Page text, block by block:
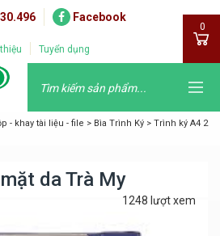
Facebook
Tuyển dụng
0
- khay tài liệu - file > Bìa Trình Ký > Trình ký A4 2
da Trà My
1248 lượt xem